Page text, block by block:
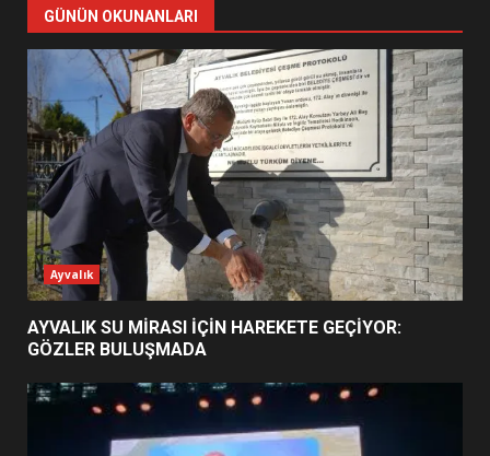
7
YENİ YÖNETİM NASIL
ŞEKİLLENDİ?
1
AYVALIK SU MİRASI İÇİN
HAREKETE GEÇİYOR: GÖZLER
BULUŞMADA
2
ESA 2026’DA TÜRK BAHARATI
NEYİ TEMSİL ETTİ?
EİB’DE KRİTİK ATAMA:
SÜRDÜRÜLEBİLİRLİKTE NE
DEĞİŞECEK?
GÜNÜN OKUNANLARI
Ayvalık
AYVALIK SU MİRASI İÇİN HAREKETE GEÇİYOR:
GÖZLER BULUŞMADA